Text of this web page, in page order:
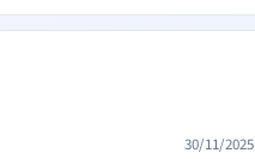
30/11/2025